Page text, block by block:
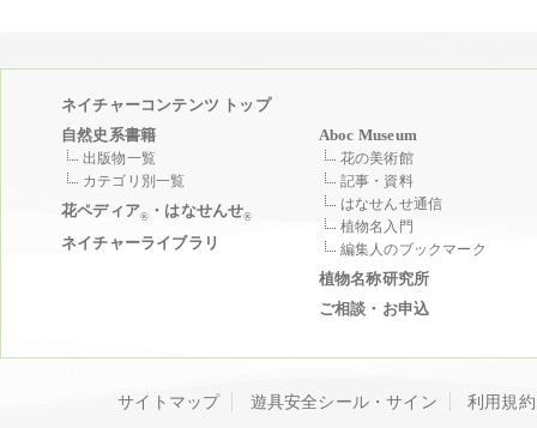
ネイチャーコンテンツ トップ
自然史系書籍
出版物一覧
カテゴリ別一覧
花ペディア® ・はなせんせ®
ネイチャーライブラリ
Aboc Museum
花の美術館
記事・資料
はなせんせ通信
植物名入門
編集人のブックマーク
植物名称研究所
ご相談・お申込
サイトマップ 遊具安全シール・サイン 利用規約